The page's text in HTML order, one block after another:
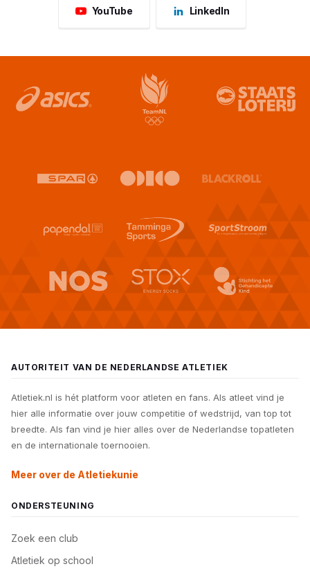
YouTube LinkedIn
AUTORITEIT VAN DE NEDERLANDSE ATLETIEK
Atletiek.nl is hét platform voor atleten en fans. Als atleet vind je
hier alle informatie over jouw competitie of wedstrijd, van top tot
breedte. Als fan vind je hier alles over de Nederlandse topatleten
en de internationale toernooien.
Meer over de Atletiekunie
ONDERSTEUNING
Zoek een club
Atletiek op school